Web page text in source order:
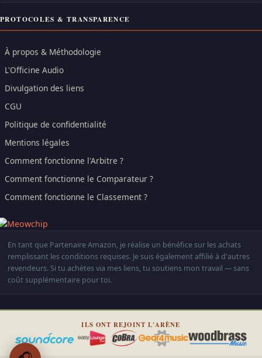
PROTOCOLES & TRANSPARENCE
À propos & Méthodologie
L'Officine Audio
Divulgation des liens
CGU
Politique de confidentialité
Mentions légales
Comment fonctionne l'Arbitre ?
Comment fonctionne le Comparateur ?
Comment fonctionne le Classement ?
En tant que Partenaire Amazon, je réalise un bénéfice sur les achats
remplissant les conditions requises. Je suis également affilié à d'autres
revendeurs. Si tu achètes via mes liens, tu soutiens mon travail — sans
coût supplémentaire pour toi.
ILS ONT REJOINT L'ARÈNE